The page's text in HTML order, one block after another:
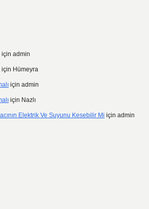
için admin
için Hümeyra
için admin
için Nazlı
Elektrik Ve Suyunu Kesebilir Mi için admin